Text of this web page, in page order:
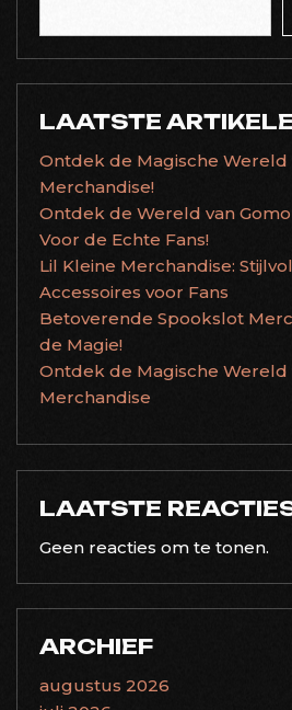
LAATSTE
Ontdek de Magische Wereld
Merchandise!
Ontdek de Wereld van
Voor de Echte Fans!
Lil Kleine Merchandise:
Accessoires voor Fans
Betoverende Spookslot
de Magie!
Ontdek de Magische Wereld
Merchandise
LAATSTE
Geen reacties om te tonen.
ARCHIEF
augustus 2026